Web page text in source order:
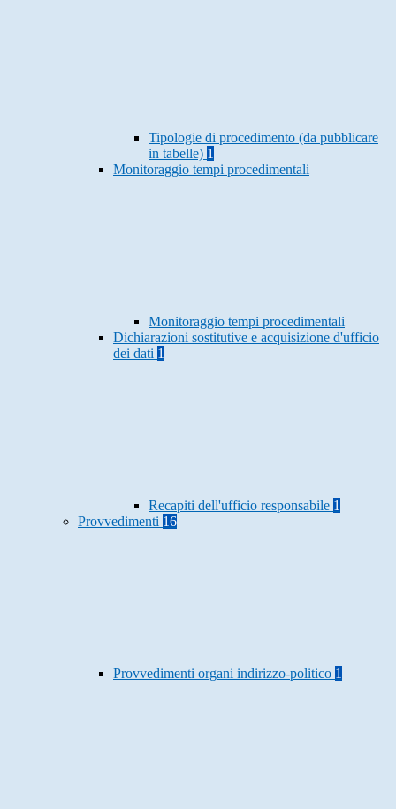
Tipologie di procedimento (da pubblicare
in tabelle) 1
Monitoraggio tempi procedimentali
Monitoraggio tempi procedimentali
Dichiarazioni sostitutive e acquisizione d'ufficio
dei dati 1
Recapiti dell'ufficio responsabile 1
Provvedimenti 16
Provvedimenti organi indirizzo-politico 1